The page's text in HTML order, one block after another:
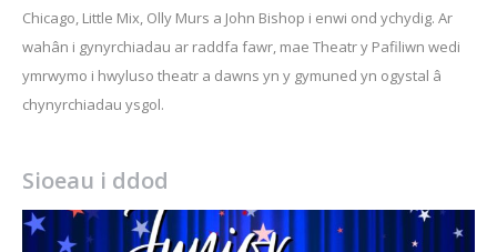
Chicago, Little Mix, Olly Murs a John Bishop i enwi ond ychydig. Ar
wahân i gynyrchiadau ar raddfa fawr, mae Theatr y Pafiliwn wedi
ymrwymo i hwyluso theatr a dawns yn y gymuned yn ogystal â
chynyrchiadau ysgol.
Sioeau i ddod